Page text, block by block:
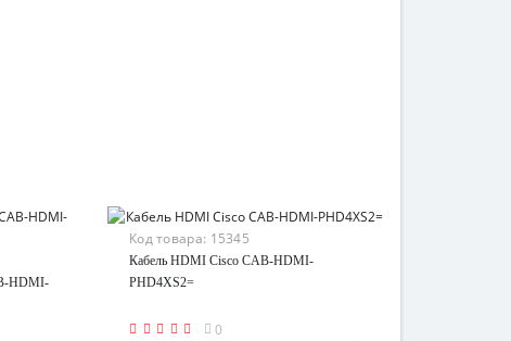
HDMI-
Код товара: 15345
Кабель HDMI Cisco CAB-HDMI-
PHD4XS2=
0